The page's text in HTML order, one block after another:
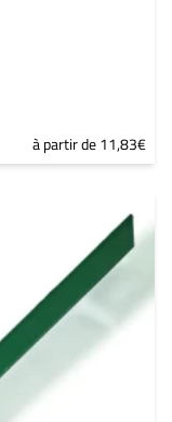
à partir de 11,83€